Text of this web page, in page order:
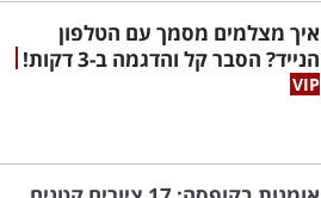
איך מצלמים מסמך עם הטלפון
הנייד? הסבר קל והדגמה ב-3 דקות!